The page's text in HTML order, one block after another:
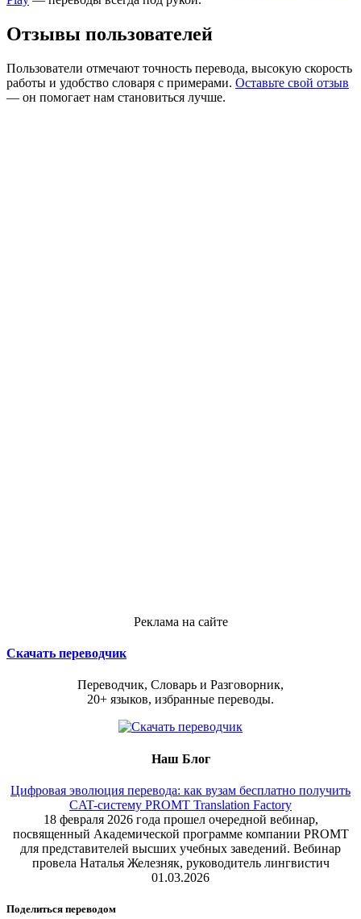
Отзывы пользователей
Пользователи отмечают точность перевода, высокую скорость
работы и удобство словаря с примерами. Оставьте свой отзыв
— он помогает нам становиться лучше.
Реклама на сайте
Скачать переводчик
Переводчик, Словарь и Разговорник,
20+ языков, избранные переводы.
Наш Блог
Цифровая эволюция перевода: как вузам бесплатно получить
CAT-систему PROMT Translation Factory
18 февраля 2026 года прошел очередной вебинар,
посвященный Академической программе компании PROMT
для представителей высших учебных заведений. Вебинар
провела Наталья Железняк, руководитель лингвистич
01.03.2026
Поделиться переводом